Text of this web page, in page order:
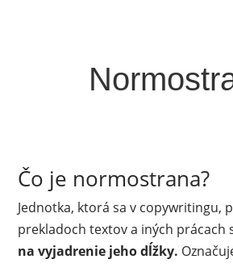
Čo je normostrana?
Jednotka, ktorá sa v copywritingu,
prekladoch textov a iných prácach
na vyjadrenie jeho dĺžky.